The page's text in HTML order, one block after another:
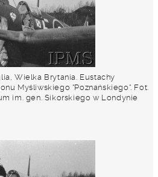
Wielka Brytania. Eustachy
Myśliwskiego "Poznańskiego". Fot.
im. gen. Sikorskiego w Londynie